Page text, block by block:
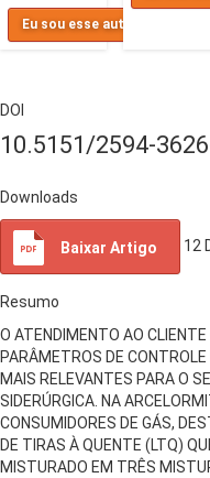
Eu sou esse autor
DOI
10.5151/2594-
Downloads
Baixar Artigo 12
Resumo
O ATENDIMENTO AO
PARÂMETROS DE
MAIS RELEVANTES PARA O
SIDERÚRGICA. NA
CONSUMIDORES DE GÁS,
DE TIRAS À QUENTE (LTQ)
MISTURADO EM TRÊS